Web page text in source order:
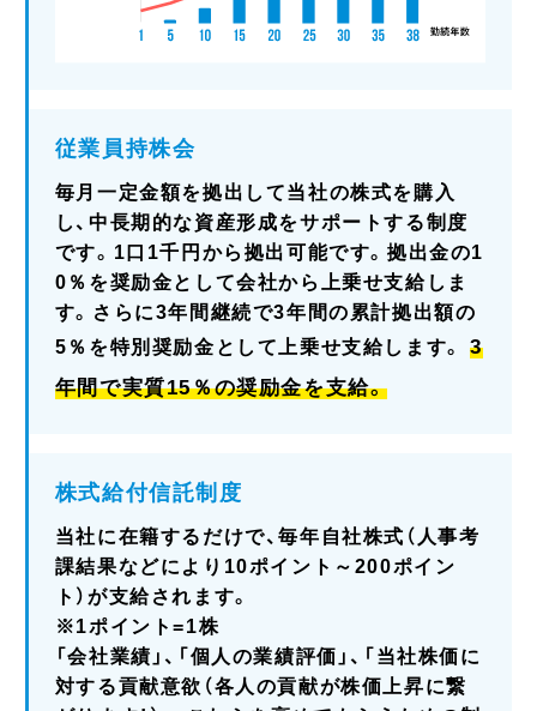
従業員持株会
毎月一定金額を拠出して当社の株式を購入
し、中長期的な資産形成をサポートする制度
です。1口1千円から拠出可能です。拠出金の1
0％を奨励金として会社から上乗せ支給しま
す。さらに3年間継続で3年間の累計拠出額の
5％を特別奨励金として上乗せ支給します。3
年間で実質15％の奨励金を支給。
株式給付信託制度
当社に在籍するだけで、毎年自社株式（人事考
課結果などにより10ポイント～200ポイン
ト）が支給されます。
※1ポイント=1株
「会社業績」、「個人の業績評価」、「当社株価に
対する貢献意欲（各人の貢献が株価上昇に繋